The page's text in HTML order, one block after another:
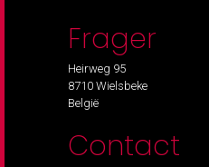
Frager
Heirweg 95
8710 Wielsbeke
België
Contact